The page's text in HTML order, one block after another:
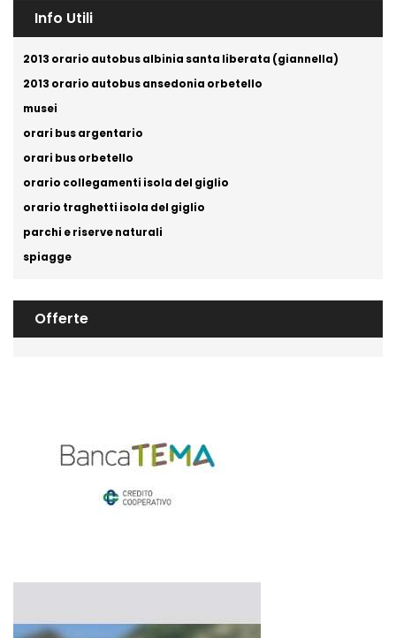
Info Utili
2013 orario autobus albinia santa liberata (giannella)
2013 orario autobus ansedonia orbetello
musei
orari bus argentario
orari bus orbetello
orario collegamenti isola del giglio
orario traghetti isola del giglio
parchi e riserve naturali
spiagge
Offerte